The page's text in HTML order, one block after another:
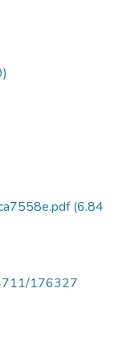
(6.84
176327